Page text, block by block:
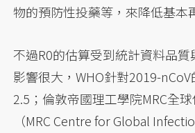
物的預防性投藥等，來降低基本
不過R0的估算受到統計資料品
影響很大，WHO針對2019-nCoV
2.5；倫敦帝國理工學院MRC全
（MRC Centre for Global